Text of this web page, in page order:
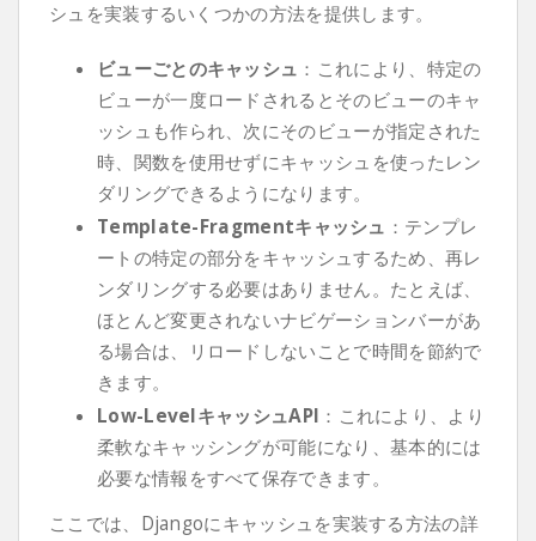
シュを実装するいくつかの方法を提供します。
ビューごとのキャッシュ ：これにより、特定の
ビューが一度ロードされるとそのビューのキャ
ッシュも作られ、次にそのビューが指定された
時、関数を使用せずにキャッシュを使ったレン
ダリングできるようになります。
Template-Fragmentキャッシュ ：テンプレ
ートの特定の部分をキャッシュするため、再レ
ンダリングする必要はありません。たとえば、
ほとんど変更されないナビゲーションバーがあ
る場合は、リロードしないことで時間を節約で
きます。
Low-LevelキャッシュAPI ：これにより、より
柔軟なキャッシングが可能になり、基本的には
必要な情報をすべて保存できます。
ここでは、Djangoにキャッシュを実装する方法の詳